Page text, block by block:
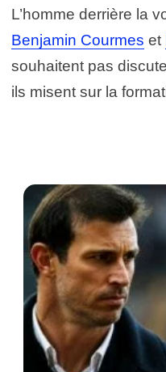
L’homme derrière la
Benjamin Courmes et
souhaitent pas
ils misent sur la